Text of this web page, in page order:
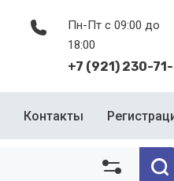
Пн-Пт с 09:00 до
18:00
+7 (921) 230-
Контакты